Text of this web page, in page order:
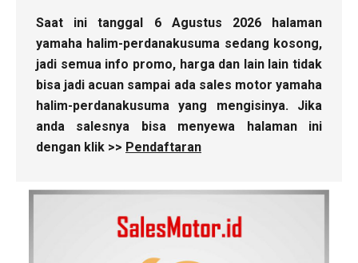
Saat ini tanggal 6 Agustus 2026 halaman
yamaha halim-perdanakusuma sedang kosong,
jadi semua info promo, harga dan lain lain tidak
bisa jadi acuan sampai ada sales motor yamaha
halim-perdanakusuma yang mengisinya. Jika
anda salesnya bisa menyewa halaman ini
dengan klik >> Pendaftaran